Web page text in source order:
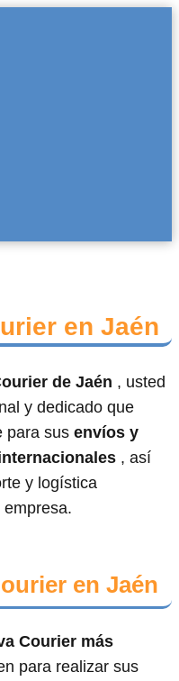
en Jaén
de Jaén , usted
y dedicado que
para sus envíos y
, así
y logística
en Jaén
Courier más
para realizar sus